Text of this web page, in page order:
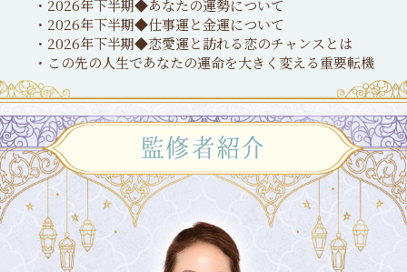
・2026年下半期◆あなたの運勢について
・2026年下半期◆仕事運と金運について
・2026年下半期◆恋愛運と訪れる恋のチャンスとは
・この先の人生であなたの運命を大きく変える重要転機